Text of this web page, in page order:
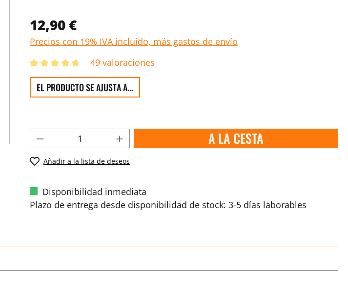
12,90 €
Precios con 19% IVA incluido, más gastos de envío
49 valoraciones
EL PRODUCTO SE AJUSTA A...
A LA CESTA
Añadir a la lista de deseos
Disponibilidad inmediata
Plazo de entrega desde disponibilidad de stock: 3-5 días laborables